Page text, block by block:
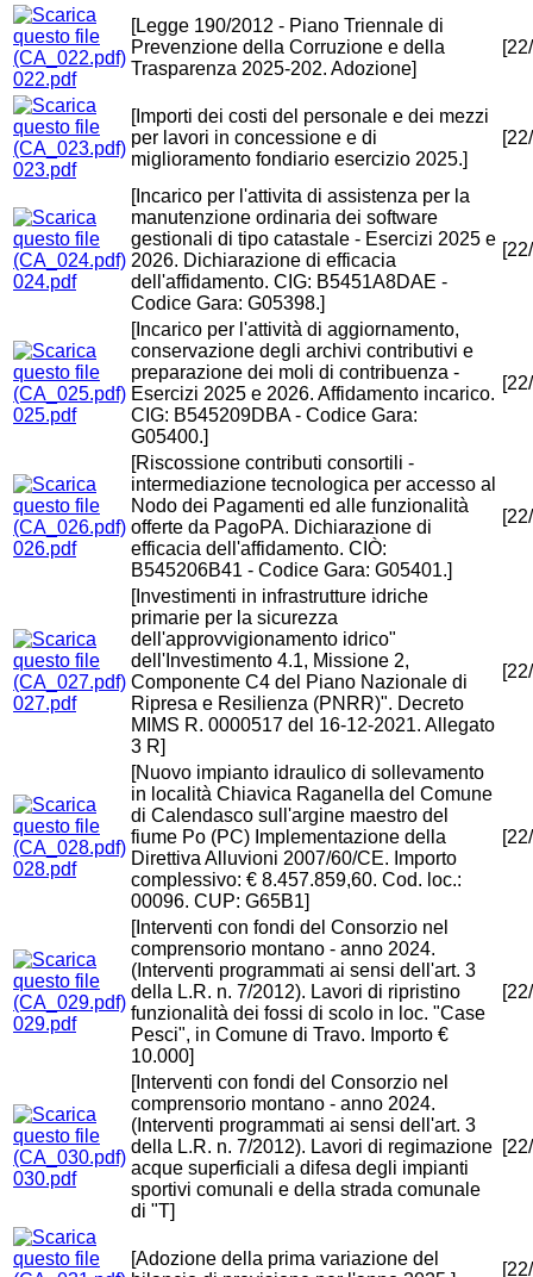
022.pdf
[Legge 190/2012 - Piano Triennale di
Prevenzione della Corruzione e della
Trasparenza 2025-202. Adozione]
023.pdf
[Importi dei costi del personale e dei mezzi
per lavori in concessione e di
miglioramento fondiario esercizio 2025.]
024.pdf
[Incarico per l'attivita di assistenza per la
manutenzione ordinaria dei software
gestionali di tipo catastale - Esercizi 2025 e
2026. Dichiarazione di efficacia
dell'affidamento. CIG: B5451A8DAE -
Codice Gara: G05398.]
025.pdf
[Incarico per l'attività di aggiornamento,
conservazione degli archivi contributivi e
preparazione dei moli di contribuenza -
Esercizi 2025 e 2026. Affidamento incarico.
CIG: B545209DBA - Codice Gara:
G05400.]
026.pdf
[Riscossione contributi consortili -
intermediazione tecnologica per accesso al
Nodo dei Pagamenti ed alle funzionalità
offerte da PagoPA. Dichiarazione di
efficacia dell'affidamento. CIÒ:
B545206B41 - Codice Gara: G05401.]
027.pdf
[Investimenti in infrastrutture idriche
primarie per la sicurezza
dell'approvvigionamento idrico"
dell'Investimento 4.1, Missione 2,
Componente C4 del Piano Nazionale di
Ripresa e Resilienza (PNRR)". Decreto
MIMS R. 0000517 del 16-12-2021. Allegato
3 R]
028.pdf
[Nuovo impianto idraulico di sollevamento
in località Chiavica Raganella del Comune
di Calendasco sull'argine maestro del
fiume Po (PC) Implementazione della
Direttiva Alluvioni 2007/60/CE. Importo
complessivo: € 8.457.859,60. Cod. loc.:
00096. CUP: G65B1]
029.pdf
[Interventi con fondi del Consorzio nel
comprensorio montano - anno 2024.
(Interventi programmati ai sensi dell'art. 3
della L.R. n. 7/2012). Lavori di ripristino
funzionalità dei fossi di scolo in loc. "Case
Pesci", in Comune di Travo. Importo €
10.000]
030.pdf
[Interventi con fondi del Consorzio nel
comprensorio montano - anno 2024.
(Interventi programmati ai sensi dell'art. 3
della L.R. n. 7/2012). Lavori di regimazione
acque superficiali a difesa degli impianti
sportivi comunali e della strada comunale
di "T]
[Adozione della prima variazione del